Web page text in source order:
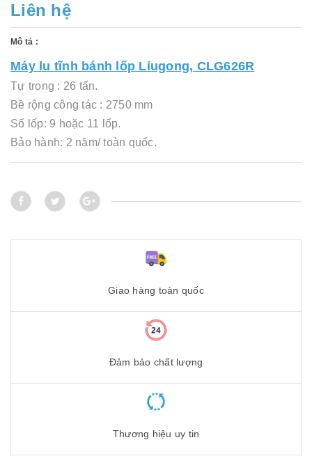
Liên hệ
Mô tả :
Máy lu tĩnh bánh lốp Liugong, CLG626R
Tự trọng : 26 tấn.
Bề rộng công tác : 2750 mm
Số lốp: 9 hoặc 11 lốp.
Bảo hành: 2 năm/ toàn quốc.
Giao hàng toàn quốc
Đảm bảo chất lượng
Thương hiệu uy tin